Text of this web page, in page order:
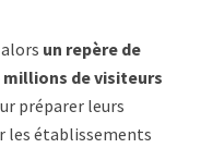
un repère de
millions de visiteurs
préparer leurs
les établissements